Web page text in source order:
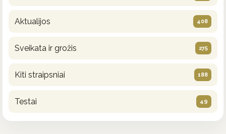
Aktualijos 408
Sveikata ir grožis 275
Kiti straipsniai 188
Testai 49